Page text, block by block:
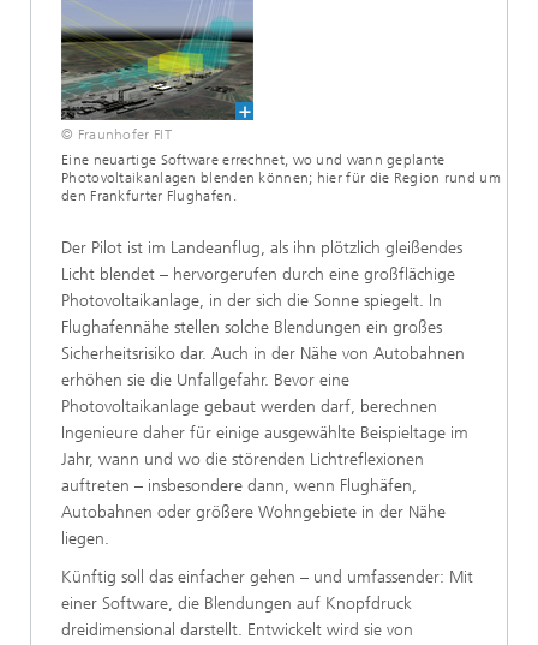
© Fraunhofer FIT
Eine neuartige Software errechnet, wo und wann geplante
Photovoltaikanlagen blenden können; hier für die Region rund um
den Frankfurter Flughafen.
Der Pilot ist im Landeanflug, als ihn plötzlich gleißendes
Licht blendet – hervorgerufen durch eine großflächige
Photovoltaikanlage, in der sich die Sonne spiegelt. In
Flughafennähe stellen solche Blendungen ein großes
Sicherheitsrisiko dar. Auch in der Nähe von Autobahnen
erhöhen sie die Unfallgefahr. Bevor eine
Photovoltaikanlage gebaut werden darf, berechnen
Ingenieure daher für einige ausgewählte Beispieltage im
Jahr, wann und wo die störenden Lichtreflexionen
auftreten – insbesondere dann, wenn Flughäfen,
Autobahnen oder größere Wohngebiete in der Nähe
liegen.
Künftig soll das einfacher gehen – und umfassender: Mit
einer Software, die Blendungen auf Knopfdruck
dreidimensional darstellt. Entwickelt wird sie von